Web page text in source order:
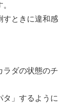
すときに違和感
ラダの状態のチ
タ」するように